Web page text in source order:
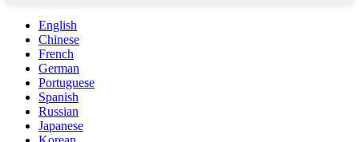
English
Chinese
French
German
Portuguese
Spanish
Russian
Japanese